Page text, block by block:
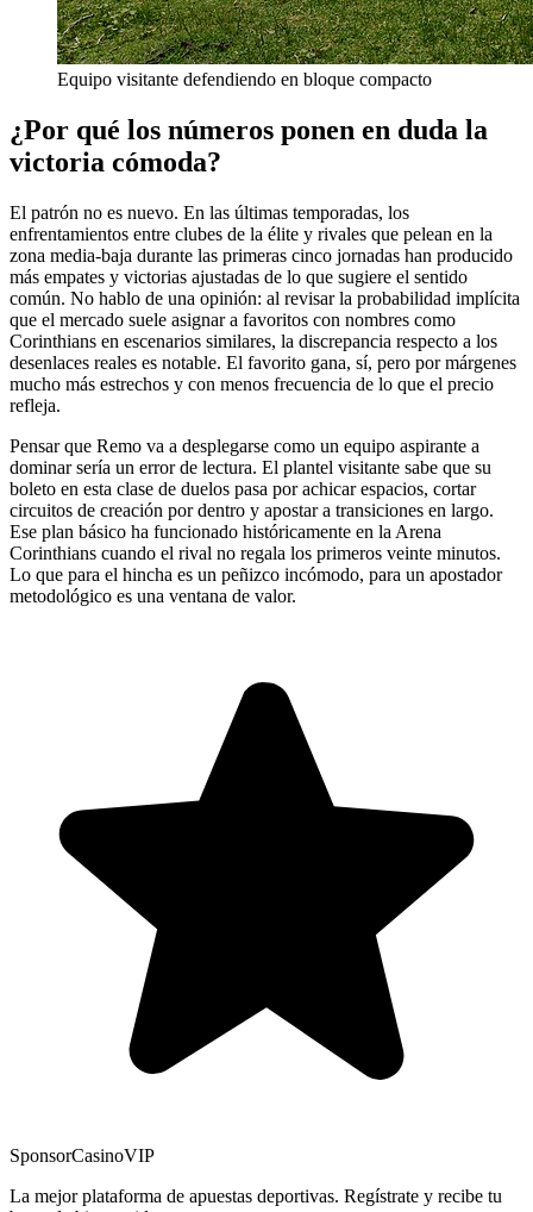
Equipo visitante defendiendo en bloque compacto
¿Por qué los números ponen en duda la
victoria cómoda?
El patrón no es nuevo. En las últimas temporadas, los
enfrentamientos entre clubes de la élite y rivales que pelean en la
zona media-baja durante las primeras cinco jornadas han producido
más empates y victorias ajustadas de lo que sugiere el sentido
común. No hablo de una opinión: al revisar la probabilidad implícita
que el mercado suele asignar a favoritos con nombres como
Corinthians en escenarios similares, la discrepancia respecto a los
desenlaces reales es notable. El favorito gana, sí, pero por márgenes
mucho más estrechos y con menos frecuencia de lo que el precio
refleja.
Pensar que Remo va a desplegarse como un equipo aspirante a
dominar sería un error de lectura. El plantel visitante sabe que su
boleto en esta clase de duelos pasa por achicar espacios, cortar
circuitos de creación por dentro y apostar a transiciones en largo.
Ese plan básico ha funcionado históricamente en la Arena
Corinthians cuando el rival no regala los primeros veinte minutos.
Lo que para el hincha es un peñizco incómodo, para un apostador
metodológico es una ventana de valor.
SponsorCasinoVIP
La mejor plataforma de apuestas deportivas. Regístrate y recibe tu